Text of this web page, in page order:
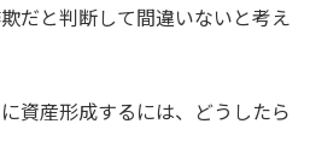
だと判断して間違いないと考え
資産形成するには、どうしたら